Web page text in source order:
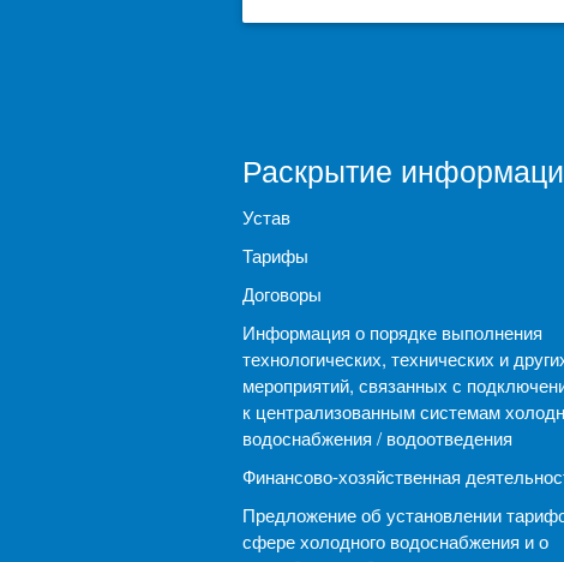
Раскрытие
Устав
Тарифы
Договоры
Информация о порядке выполнения
технологических, технических и
мероприятий, связанных с
к централизованным системам
водоснабжения / водоотведения
Финансово-хозяйственная
Предложение об установлении
сфере холодного водоснабжения и о